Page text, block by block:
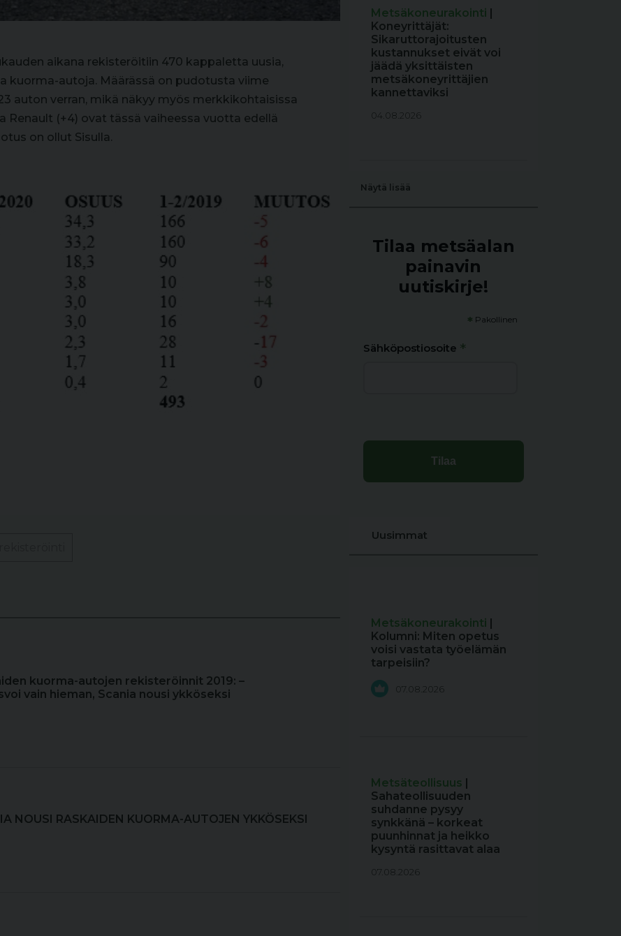
aikana rekisteröitiin 470 kappaletta uusia,
kuorma-autoja. Määrässä on pudotusta viime
auton verran, mikä näkyy myös merkkikohtaisissa
Renault (+4) ovat tässä vaiheessa vuotta edellä
on ollut Sisulla.
kuorma-autojen rekisteröinnit 2019: –
vain hieman, Scania nousi ykköseksi
NOUSI RASKAIDEN KUOR­MA-AU­TO­JEN YKKÖSEKSI
Metsäkoneurakointi |
Koneyrittäjät:
Sikaruttorajoitusten
kustannukset eivät voi
jäädä yksittäisten
metsäkoneyrittäjien
kannettaviksi
04.08.2026
Näytä lisää
Tilaa metsäalan
painavin
uutiskirje!
* Pakollinen
Sähköpostiosoite *
Uusimmat
Metsäkoneurakointi |
Kolumni: Miten opetus
voisi vastata työelämän
tarpeisiin?
07.08.2026
Metsäteollisuus |
Sahateollisuuden
suhdanne pysyy
synkkänä – korkeat
puunhinnat ja heikko
kysyntä rasittavat alaa
07.08.2026